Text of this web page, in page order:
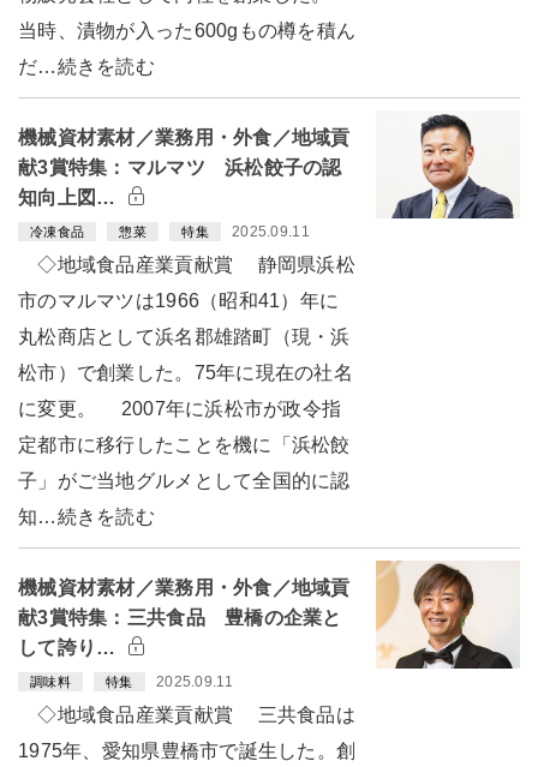
当時、漬物が入った600gもの樽を積ん
だ…続きを読む
機械資材素材／業務用・外食／地域貢
献3賞特集：マルマツ 浜松餃子の認
知向上図…
冷凍食品 惣菜 特集 2025.09.11
◇地域食品産業貢献賞 静岡県浜松
市のマルマツは1966（昭和41）年に
丸松商店として浜名郡雄踏町（現・浜
松市）で創業した。75年に現在の社名
に変更。 2007年に浜松市が政令指
定都市に移行したことを機に「浜松餃
子」がご当地グルメとして全国的に認
知…続きを読む
機械資材素材／業務用・外食／地域貢
献3賞特集：三共食品 豊橋の企業と
して誇り…
調味料 特集 2025.09.11
◇地域食品産業貢献賞 三共食品は
1975年、愛知県豊橋市で誕生した。創